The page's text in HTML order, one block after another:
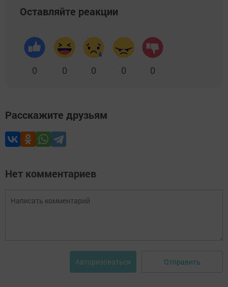
Оставляйте реакции
0 0 0 0 0
Расскажите друзьям
Нет комментариев
Авторизоваться Отправить